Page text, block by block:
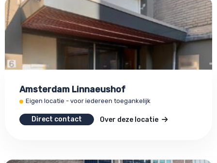
Amsterdam Linnaeushof
Eigen locatie - voor iedereen toegankelijk
Direct contact Over deze locatie